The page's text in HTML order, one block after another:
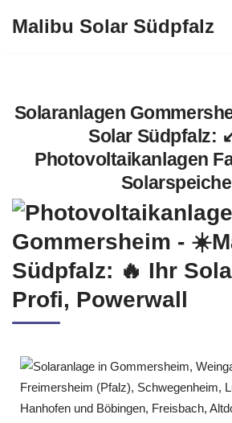
Malibu Solar Südpfalz
Solaranlagen
Solar Südpfalz:
Photovoltaikanlagen